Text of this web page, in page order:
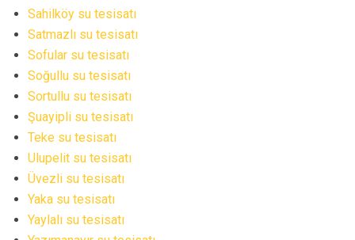
Sahilköy su tesisatı
Satmazlı su tesisatı
Sofular su tesisatı
Soğullu su tesisatı
Sortullu su tesisatı
Şuayipli su tesisatı
Teke su tesisatı
Ulupelit su tesisatı
Üvezli su tesisatı
Yaka su tesisatı
Yaylalı su tesisatı